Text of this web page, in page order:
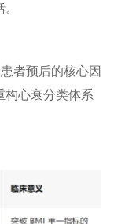
者预后的核心因
构心衰分类体系